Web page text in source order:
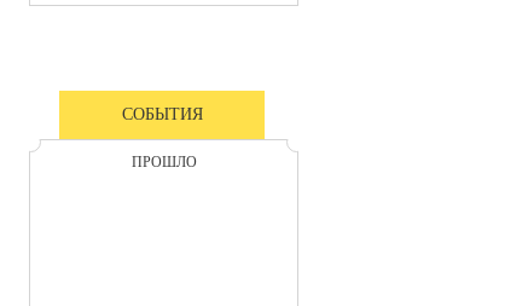
СОБЫТИЯ
ПРОШЛО